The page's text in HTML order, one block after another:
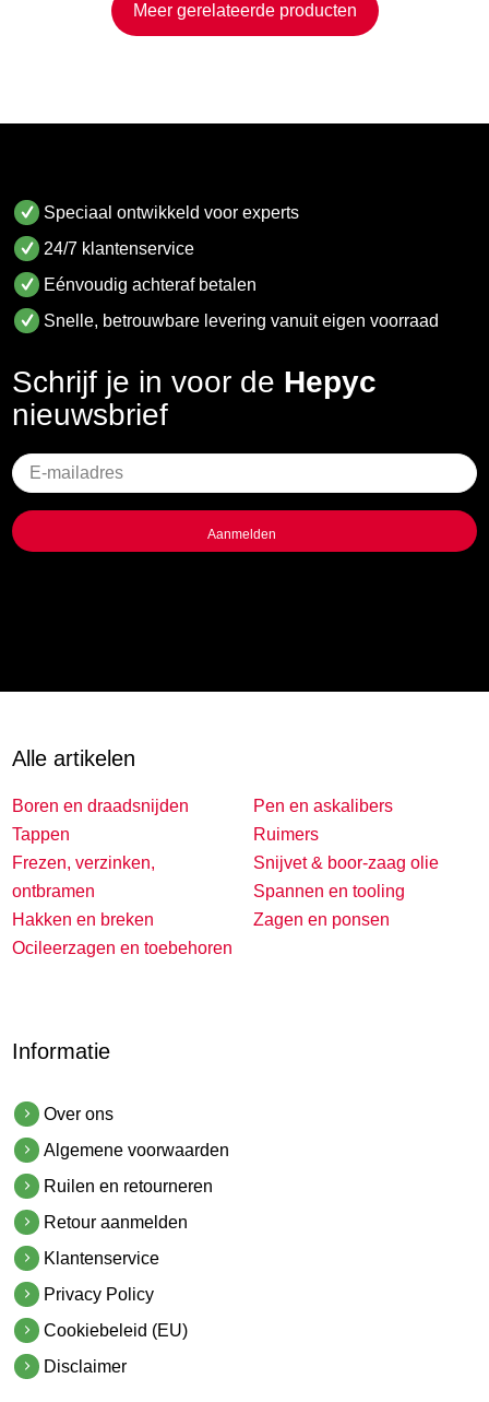
Meer gerelateerde producten
Speciaal ontwikkeld voor experts
24/7 klantenservice
Eénvoudig achteraf betalen
Snelle, betrouwbare levering vanuit eigen voorraad
Schrijf je in voor de Hepyc
nieuwsbrief
Geen
titel
Alle artikelen
Boren en draadsnijden
Tappen
Frezen, verzinken,
ontbramen
Hakken en breken
Ocileerzagen en toebehoren
Pen en askalibers
Ruimers
Snijvet & boor-zaag olie
Spannen en tooling
Zagen en ponsen
Informatie
Over ons
Algemene voorwaarden
Ruilen en retourneren
Retour aanmelden
Klantenservice
Privacy Policy
Cookiebeleid (EU)
Disclaimer